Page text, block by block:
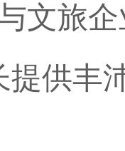
文旅
供丰